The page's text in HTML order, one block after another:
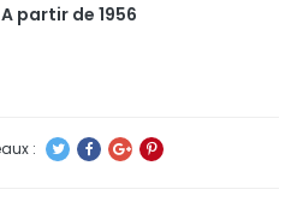
A partir de 1956